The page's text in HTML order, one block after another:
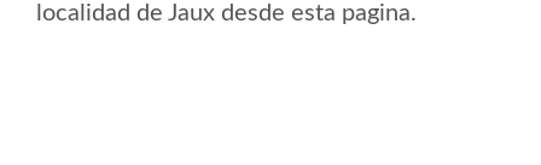
localidad de Jaux desde esta pagina.